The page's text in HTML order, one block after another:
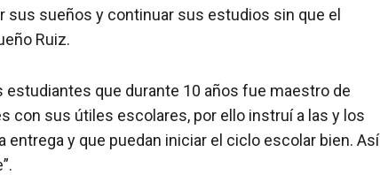
sus sueños y continuar sus estudios sin que el
Ruiz.
que durante 10 años fue maestro de
con sus útiles escolares, por ello instruí a las y los
y que puedan iniciar el ciclo escolar bien. Así